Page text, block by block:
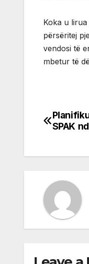
Koka u
përsëritej
vendosi të
mbetur të
Post
SPAK